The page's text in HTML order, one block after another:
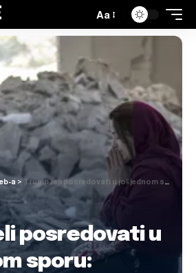
Aa
a > Trump želi posredovati u još jednom sporu: Zaraćene strane stižu u Bijelu kuću
posredovati u
sporu: